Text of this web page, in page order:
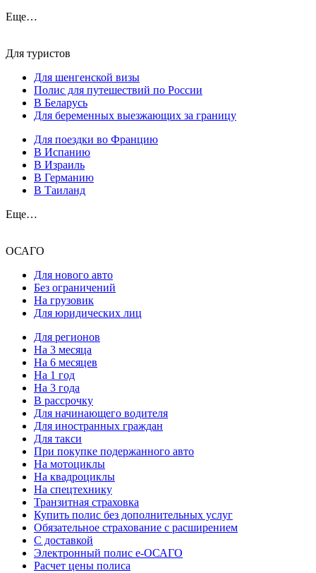
Еще…
Для туристов
Для шенгенской визы
Полис для путешествий по России
В Беларусь
Для беременных выезжающих за границу
Для поездки во Францию
В Испанию
В Израиль
В Германию
В Таиланд
Еще…
ОСАГО
Для нового авто
Без ограничений
На грузовик
Для юридических лиц
Для регионов
На 3 месяца
На 6 месяцев
На 1 год
На 3 года
В рассрочку
Для начинающего водителя
Для иностранных граждан
Для такси
При покупке подержанного авто
На мотоциклы
На квадроциклы
На спецтехнику
Транзитная страховка
Купить полис без дополнительных услуг
Обязательное страхование с расширением
С доставкой
Электронный полис е-ОСАГО
Расчет цены полиса